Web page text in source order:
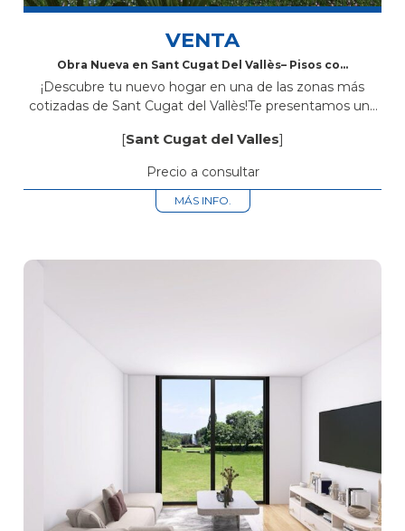
VENTA
Obra Nueva en Sant Cugat Del Vallès– Pisos con
¡Descubre tu nuevo hogar en una de las zonas más
cotizadas de Sant Cugat del Vallès!Te presentamos una
Rius i Taulet...
[Sant Cugat del Valles]
Precio a consultar
MÁS INFO.